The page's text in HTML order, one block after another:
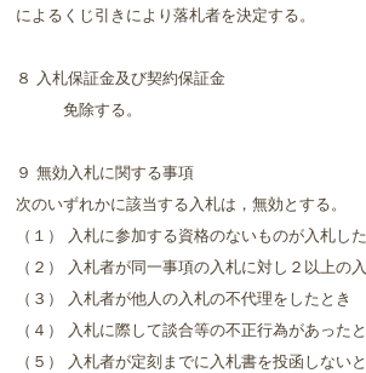
によるくじ引きにより落札者を決定する。
８ 入札保証金及び契約保証金
免除する。
９ 無効入札に関する事項
次のいずれかに該当する入札は，無効とする。
（１） 入札に参加する資格のないものが入札し
（２） 入札者が同一事項の入札に対し２以上の
（３） 入札者が他人の入札の不代理をしたとき
（４） 入札に際して談合等の不正行為があった
（５） 入札者が定刻までに入札書を投函しない